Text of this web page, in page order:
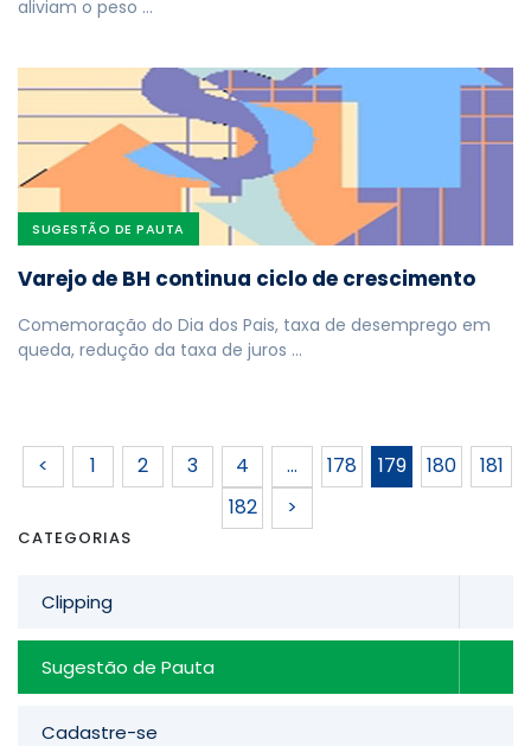
aliviam o peso …
SUGESTÃO DE PAUTA
Varejo de BH continua ciclo de crescimento
Comemoração do Dia dos Pais, taxa de desemprego em
queda, redução da taxa de juros …
< 1 2 3 4 … 178 179 180
181
182
>
CATEGORIAS
Clipping
Sugestão de Pauta
Cadastre-se